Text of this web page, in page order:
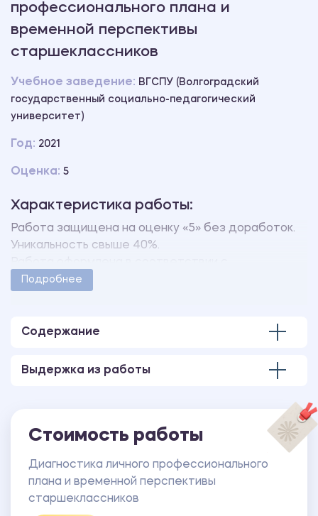
профессионального плана и
временной перспективы
старшеклассников
Учебное заведение: ВГСПУ (Волгоградский
государственный социально-педагогический
университет)
Год: 2021
Оценка: 5
Характеристика работы:
Работа защищена на оценку «5» без доработок.
Уникальность свыше 40%.
методическими указаниями учебного заведения.
Подробнее
Содержание
Выдержка из работы
Стоимость работы
Диагностика личного профессионального
плана и временной перспективы
старшеклассников